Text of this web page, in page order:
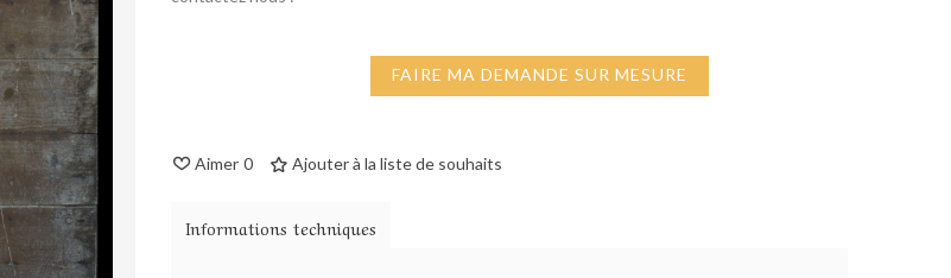
FAIRE MA DEMANDE SUR MESURE
Aimer 0 Ajouter à la liste de souhaits
Informations techniques